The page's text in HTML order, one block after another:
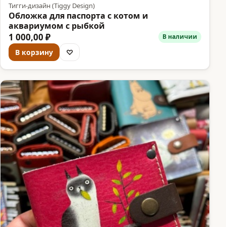
Тигги-дизайн (Tiggy Design)
Обложка для паспорта с котом и
аквариумом с рыбкой
1 000,00 ₽ В наличии
В корзину ♡